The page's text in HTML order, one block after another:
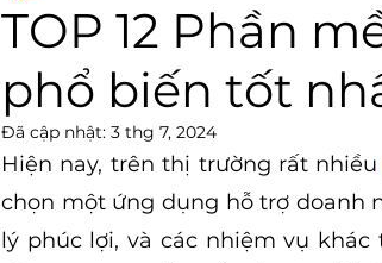
TOP 12 Phần
phổ biến tốt
Đã cập nhật: 3 thg 7, 2024
Hiện nay, trên thị trường rất nhiều
chọn một ứng dụng hỗ trợ doanh
lý phúc lợi, và các nhiệm vụ